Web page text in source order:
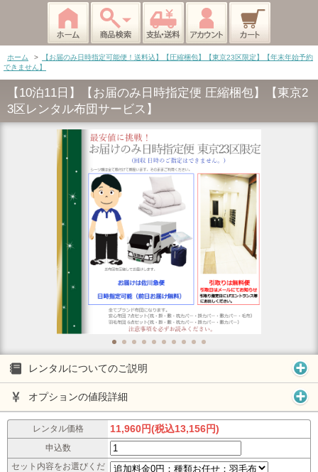
ホーム >
【お届のみ日時指定可能便！送料込】【圧縮梱包】【東京23区限定】【年末年始予約
できません】
【10泊11日】【お届のみ日時指定便 圧縮梱包】【東京2
3区レンタル布団サービス】
レンタルについてのご説明
オプションの値段詳細
レンタル価格 11,960円(税込13,156円)
申込数
セット内容をお選びくだ